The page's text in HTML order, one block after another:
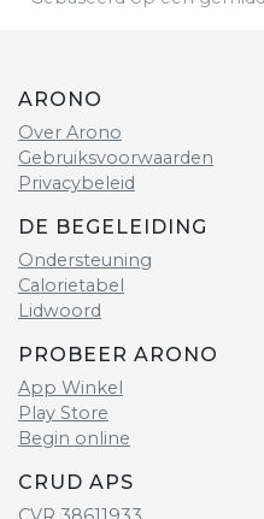
ARONO
Over Arono
Gebruiksvoorwaarden
Privacybeleid
DE BEGELEIDING
Ondersteuning
Calorietabel
Lidwoord
PROBEER ARONO
App Winkel
Play Store
Begin online
CRUD APS